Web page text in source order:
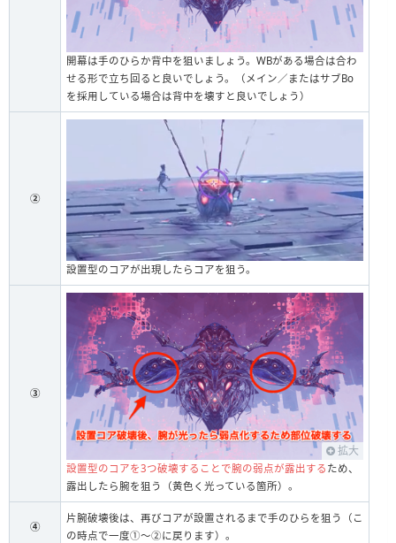
開幕は手のひらか背中を狙いましょう。WBがある場合は合わ
せる形で立ち回ると良いでしょう。（メイン／またはサブBo
を採用している場合は背中を壊すと良いでしょう）
②
設置型のコアが出現したらコアを狙う。
③
拡大
設置型のコアを3つ破壊することで腕の弱点が露出する ため、
露出したら腕を狙う（黄色く光っている箇所）。
④
片腕破壊後は、再びコアが設置されるまで手のひらを狙う（こ
の時点で一度①～②に戻ります）。